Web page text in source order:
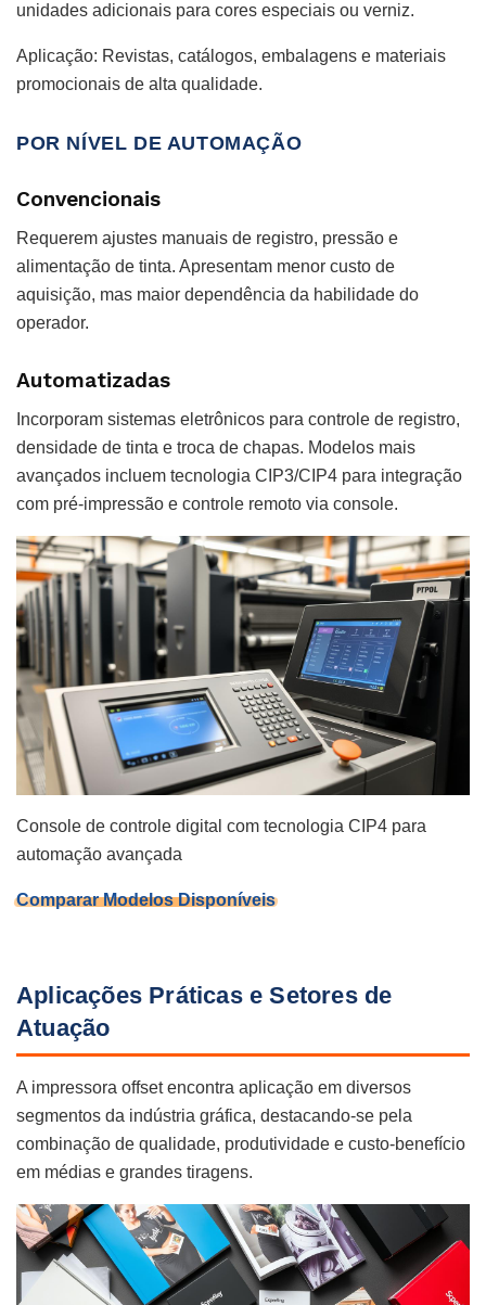
unidades adicionais para cores especiais ou verniz.
Aplicação: Revistas, catálogos, embalagens e materiais
promocionais de alta qualidade.
POR NÍVEL DE AUTOMAÇÃO
Convencionais
Requerem ajustes manuais de registro, pressão e
alimentação de tinta. Apresentam menor custo de
aquisição, mas maior dependência da habilidade do
operador.
Automatizadas
Incorporam sistemas eletrônicos para controle de registro,
densidade de tinta e troca de chapas. Modelos mais
avançados incluem tecnologia CIP3/CIP4 para integração
com pré-impressão e controle remoto via console.
Console de controle digital com tecnologia CIP4 para
automação avançada
Comparar Modelos Disponíveis
Aplicações Práticas e Setores de
Atuação
A impressora offset encontra aplicação em diversos
segmentos da indústria gráfica, destacando-se pela
combinação de qualidade, produtividade e custo-benefício
em médias e grandes tiragens.